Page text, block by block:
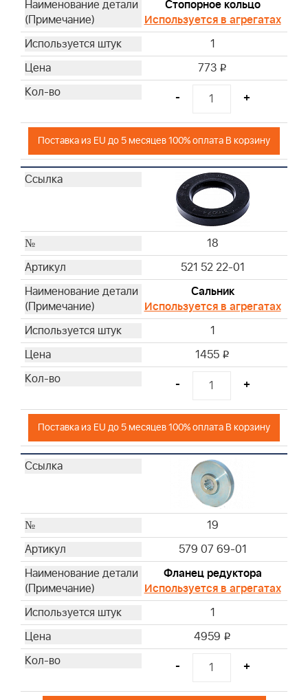
Стопорное кольцо
Используется в агрегатах
1
773 i
- +
Поставка из EU до 5 месяцев 100% оплата В корзину
18
521 52 22-01
Сальник
Используется в агрегатах
1
1455 i
- +
Поставка из EU до 5 месяцев 100% оплата В корзину
19
579 07 69-01
Фланец редуктора
Используется в агрегатах
1
4959 i
- +